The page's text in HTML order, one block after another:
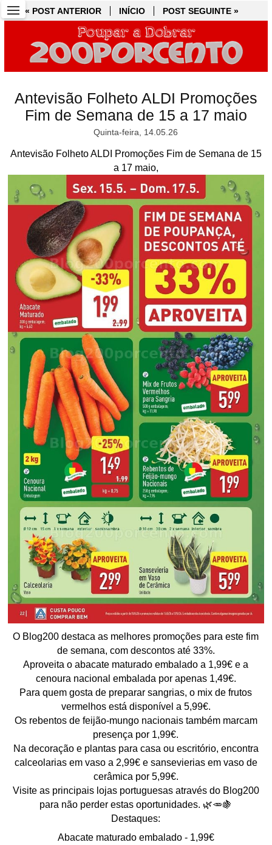
« POST ANTERIOR INÍCIO POST SEGUINTE »
Antevisão Folheto ALDI Promoções
Fim de Semana de 15 a 17 maio
Quinta-feira, 14.05.26
Antevisão Folheto ALDI Promoções Fim de Semana de 15
a 17 maio,
O Blog200 destaca as melhores promoções para este fim
de semana, com descontos até 33%.
Aproveita o abacate maturado embalado a 1,99€ e a
cenoura nacional embalada por apenas 1,49€.
Para quem gosta de preparar sangrias, o mix de frutos
vermelhos está disponível a 5,99€.
Os rebentos de feijão-mungo nacionais também marcam
presença por 1,99€.
Na decoração e plantas para casa ou escritório, encontra
calceolarias em vaso a 2,99€ e sansevierias em vaso de
cerâmica por 5,99€.
Visite as principais lojas portuguesas através do Blog200
para não perder estas oportunidades. 🌿🥕🍇
Destaques:
Abacate maturado embalado - 1,99€
« POST ANTERIOR INÍCIO POST SEGUINTE »